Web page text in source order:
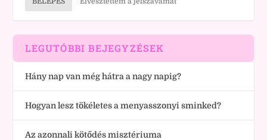
LEGUTÓBBI BEJEGYZÉSEK
Hány nap van még hátra a nagy napig?
Hogyan lesz tökéletes a menyasszonyi sminked?
Az azonnali kötődés misztériuma